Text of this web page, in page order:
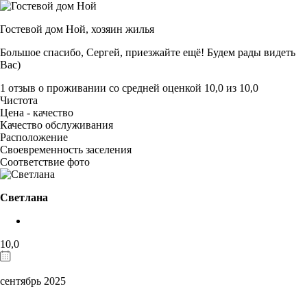
Гостевой дом Ной, хозяин жилья
Большое спасибо, Сергей, приезжайте ещё! Будем рады видеть
Вас)
1 отзыв о проживании со средней оценкой 10,0 из 10,0
Чистота
Цена - качество
Качество обслуживания
Расположение
Своевременность заселения
Соответствие фото
Светлана
10,0
сентябрь 2025